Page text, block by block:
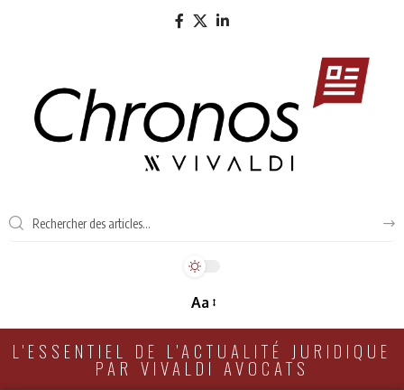
Aa
L'ESSENTIEL DE L'ACTUALITÉ JURIDIQUE
PAR VIVALDI AVOCATS